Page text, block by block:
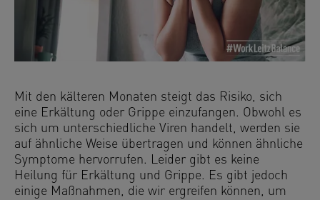
Mit den kälteren Monaten steigt das Risiko, sich
eine Erkältung oder Grippe einzufangen. Obwohl es
sich um unterschiedliche Viren handelt, werden sie
auf ähnliche Weise übertragen und können ähnliche
Symptome hervorrufen. Leider gibt es keine
Heilung für Erkältung und Grippe. Es gibt jedoch
einige Maßnahmen, die wir ergreifen können, um